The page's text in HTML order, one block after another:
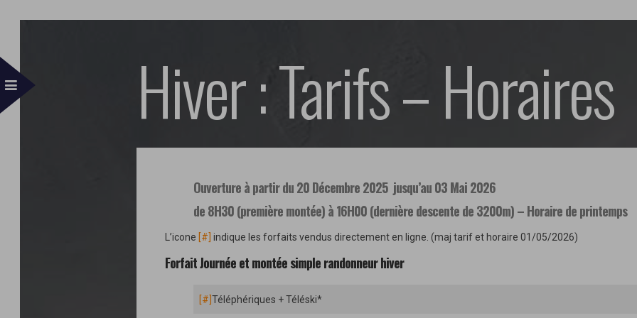
Hiver : Tarifs – Horaires
Ouverture à partir du 20 Décembre 2025 jusqu’au 03 Mai 2026
de 8H30 (première montée) à 16H00 (dernière descente de 3200m) – Horaire de printemps
L’icone [#] indique les forfaits vendus directement en ligne. (maj tarif et horaire 01/05/2026)
Forfait Journée et montée simple randonneur hiver
[#] Téléphériques + Téléski*